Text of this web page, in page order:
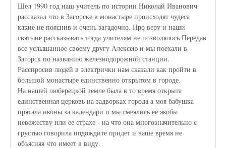
Шел 1990 год наш учитель по истории Николай Иванович
рассказал что в Загорске в монастыре происходят чудеса
какие не пояснив и очень загадочно. Про веру и наши
святыне рассказывать тогда учителям не позволялось Передав
все услышанное своему другу Алексею и мы поехали в
Загорск по названию железнодорожной станции.
Расспросив людей в электрички нам сказали как пройти в
большой монастыре единственно открытом в городе.
На нашей люберецкой земле была в то время открыта
единственная церковь на задворках города а моя бабушка
прятала иконы за календари и мы смеялись ее якобы
невежеству или ее страхе - на что она многозначительно с
грустью говорила подождите придет и ваше время не
объясняя что имеет в виду.